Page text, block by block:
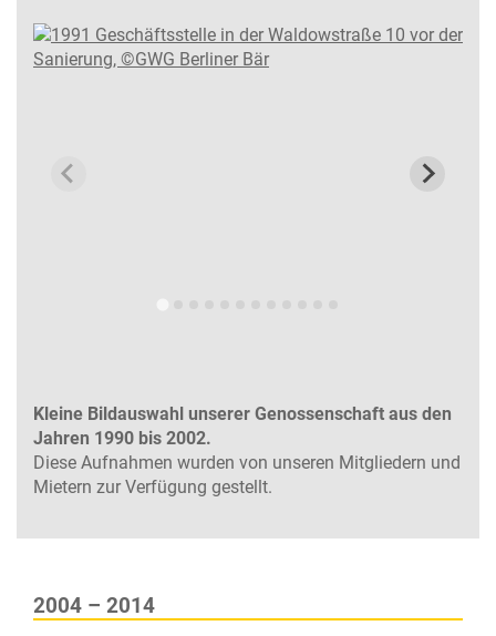
Kleine Bildauswahl unserer Genossenschaft aus den
Jahren 1990 bis 2002.
Diese Aufnahmen wurden von unseren Mitgliedern und
Mietern zur Verfügung gestellt.
2004 – 2014